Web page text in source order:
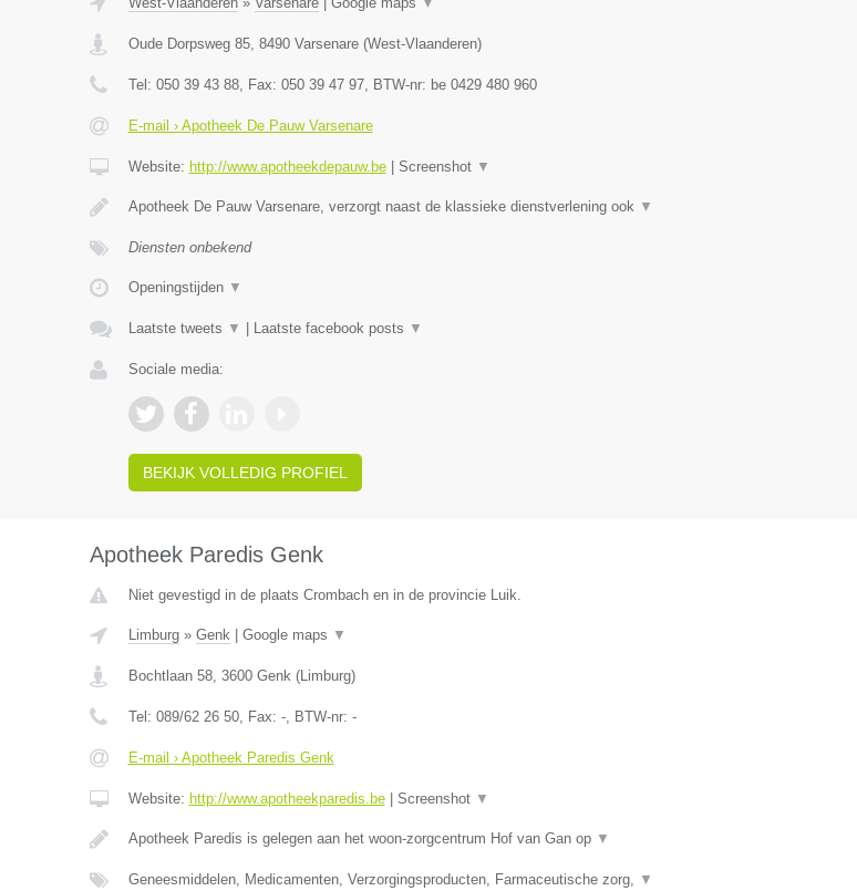
Oude Dorpsweg 85, 8490 Varsenare(West-Vlaanderen)
Tel: 050 39 43 88, Fax: 050 39 47 97, BTW-nr: be 0429 480 960
E-mail › Apotheek De Pauw Varsenare
Website: http://www.apotheekdepauw.be| Screenshot ▼
Apotheek De Pauw Varsenare, verzorgt naast de klassieke dienstverlening ook ▼
Diensten onbekend
Openingstijden ▼
Laatste tweets ▼ Laatste facebook posts ▼
Sociale media:
BEKIJK VOLLEDIG PROFIEL
Apotheek Paredis Genk
Niet gevestigd in de plaats Crombach en in de provincie Luik.
Limburg» Genk| Google maps ▼
Bochtlaan 58, 3600 Genk(Limburg)
Tel: 089/62 26 50, Fax: -, BTW-nr: -
E-mail › Apotheek Paredis Genk
Website: http://www.apotheekparedis.be| Screenshot ▼
Apotheek Paredis is gelegen aan het woon-zorgcentrum Hof van Gan op ▼
Geneesmiddelen, Medicamenten, Verzorgingsproducten, Farmaceutische zorg, ▼